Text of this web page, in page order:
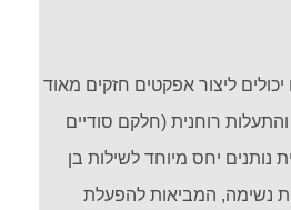
יכולים ליצור אפקטים חזקים מאוד
רוחנית (חלקם סודיים
נותנים יחס מיוחד לשילות בן
נשימה, המביאות להפעלת